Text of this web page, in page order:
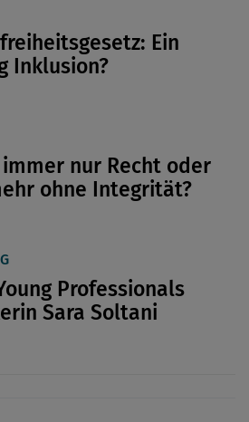
Ein
Inklusion?
nur Recht oder
ohne Integrität?
Professionals
Sara Soltani